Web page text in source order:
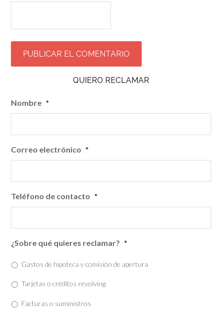
QUIERO RECLAMAR
Nombre *
Correo electrónico *
Teléfono de contacto *
¿Sobre qué quieres reclamar? *
Gastos de hipoteca y comisión de apertura
Tarjetas o créditos revolving
Facturas o suministros